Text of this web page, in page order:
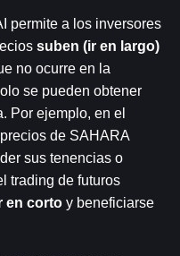
permite a los inversores
suben (ir en largo)
no ocurre en la
se pueden obtener
Por ejemplo, en el
de SAHARA
sus tenencias o
trading de futuros
en corto y beneficiarse